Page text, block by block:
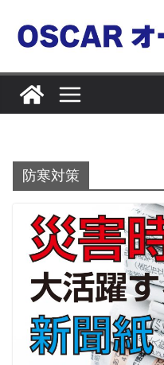
ン
防寒対策